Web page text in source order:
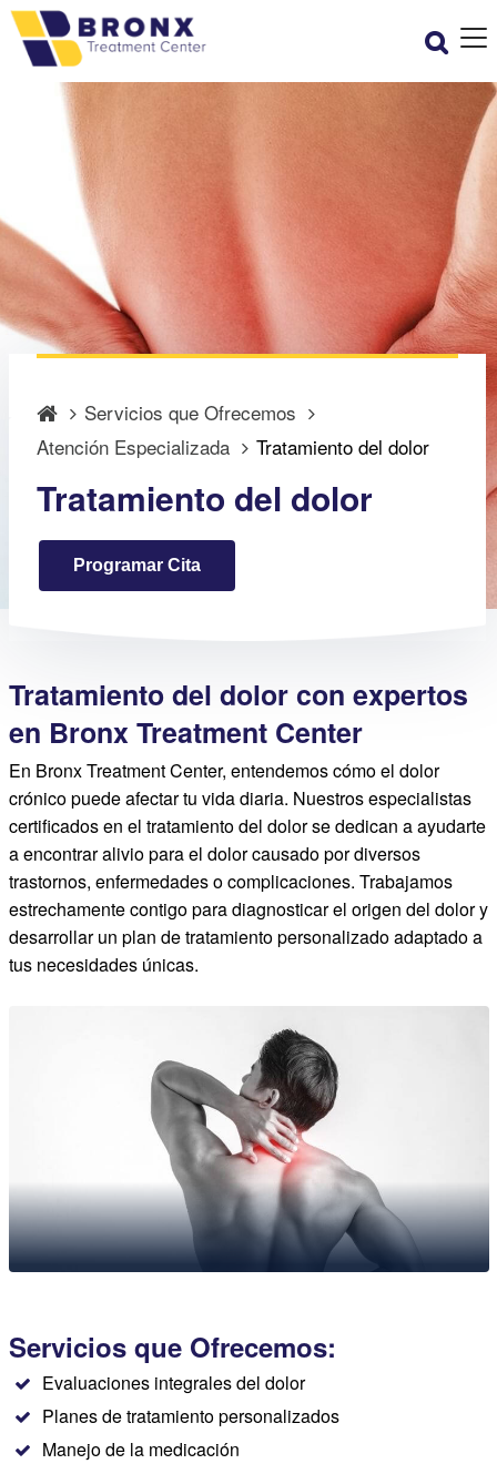
Servicios que Ofrecemos
Atención Especializada
Tratamiento del dolor
Tratamiento del dolor
Programar Cita
Tratamiento del dolor con expertos
en Bronx Treatment Center
En Bronx Treatment Center, entendemos cómo el dolor
crónico puede afectar tu vida diaria. Nuestros especialistas
certificados en el tratamiento del dolor se dedican a ayudarte
a encontrar alivio para el dolor causado por diversos
trastornos, enfermedades o complicaciones. Trabajamos
estrechamente contigo para diagnosticar el origen del dolor y
desarrollar un plan de tratamiento personalizado adaptado a
tus necesidades únicas.
Servicios que Ofrecemos:
Evaluaciones integrales del dolor
Planes de tratamiento personalizados
Manejo de la medicación